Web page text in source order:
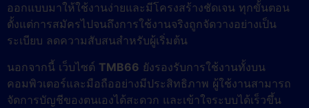
ออกแบบมาให้ใช้งานง่ายและมีโครงสร้างชัดเจน ทุกขั้นตอน
ตั้งแต่การสมัครไปจนถึงการใช้งานจริงถูกจัดวางอย่างเป็น
ระเบียบ ลดความสับสนสำหรับผู้เริ่มต้น
นอกจากนี้ เว็บไซต์ TMB66 ยังรองรับการใช้งานทั้งบน
คอมพิวเตอร์และมือถืออย่างมีประสิทธิภาพ ผู้ใช้งานสามารถ
จัดการบัญชีของตนเองได้สะดวก และเข้าใจระบบได้เร็วขึ้น